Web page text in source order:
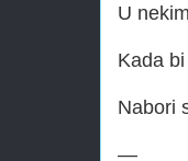
U
Kada
Nabori
—